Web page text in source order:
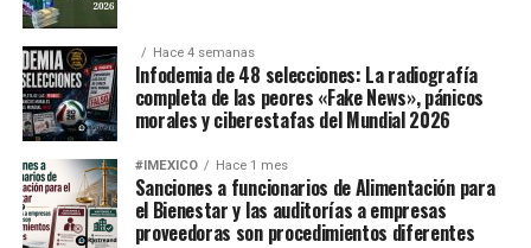
Hace 4 semanas
Infodemia de 48 selecciones: La radiografía
completa de las peores «Fake News», pánicos
morales y ciberestafas del Mundial 2026
#IMEXICO Hace 1 mes
Sanciones a funcionarios de Alimentación para
el Bienestar y las auditorías a empresas
proveedoras son procedimientos diferentes